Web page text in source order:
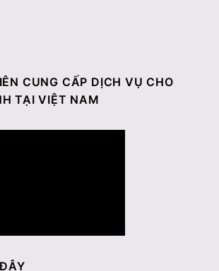
CUNG CẤP DỊCH VỤ CHO
TẠI VIỆT NAM